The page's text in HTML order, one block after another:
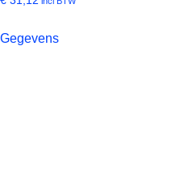
Gegevens